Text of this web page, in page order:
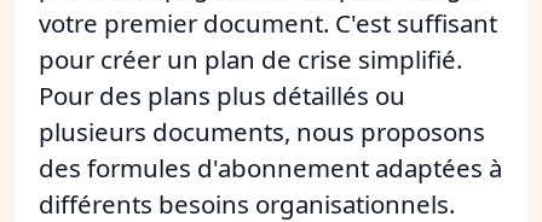
votre premier document. C'est suffisant
pour créer un plan de crise simplifié.
Pour des plans plus détaillés ou
plusieurs documents, nous proposons
des formules d'abonnement adaptées à
différents besoins organisationnels.